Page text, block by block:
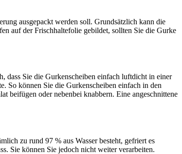
ausgepackt werden soll. Grundsätzlich kann die
auf der Frischhaltefolie gebildet, sollten Sie die Gurke
dass Sie die Gurkenscheiben einfach luftdicht in einer
So können Sie die Gurkenscheiben einfach in den
beifügen oder nebenbei knabbern. Eine angeschnittene
zu rund 97 % aus Wasser besteht, gefriert es
Sie können Sie jedoch nicht weiter verarbeiten.